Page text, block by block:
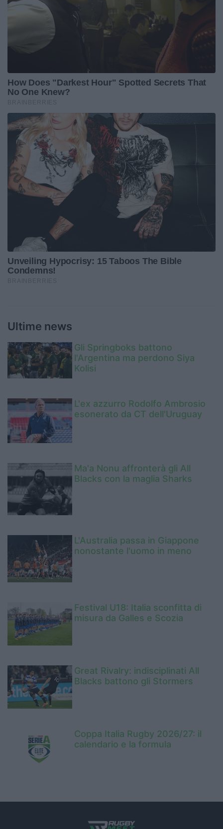
Ultime news
Gli Springboks battono
l'Argentina ma perdono Siya
Kolisi
L'ex azzurro Rodolfo Ambrosio
esonerato da CT dell'Uruguay
Ma'a Nonu affronterà gli All
Blacks con la maglia Sharks
L'Australia passa in Giappone
nonostante l'uomo in meno
Festival U18: Italia sconfitta di
misura da Galles e Scozia
Great Rivalry: indisciplinati All
Blacks battono gli Stormers
Coppa Italia Rugby 2026/27: il
calendario e la formula